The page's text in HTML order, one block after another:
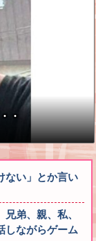
・
ない」とか言い
弟、親、私、
しながらゲーム